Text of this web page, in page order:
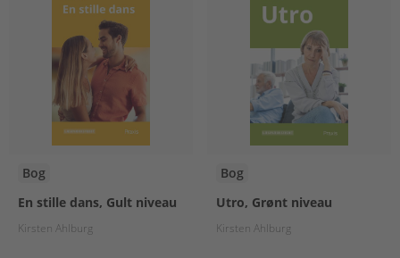
Bog
En stille dans, Gult niveau
Kirsten Ahlburg
Bog
Utro, Grønt niveau
Kirsten Ahlburg